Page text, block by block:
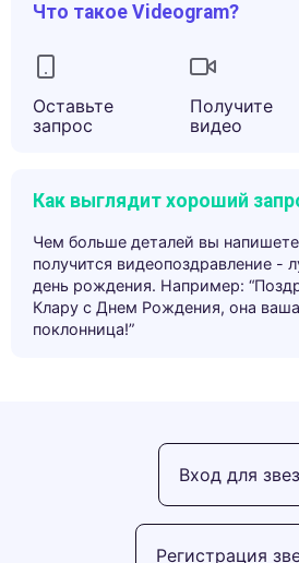
Что такое Videogram?
Оставьте
запрос
Получите
видео
Как выглядит хороший
Чем больше деталей вы
получится видеопоздравление -
день рождения. Например:
Клару с Днем Рождения, она
поклонница!”
Регистрация
Вход для